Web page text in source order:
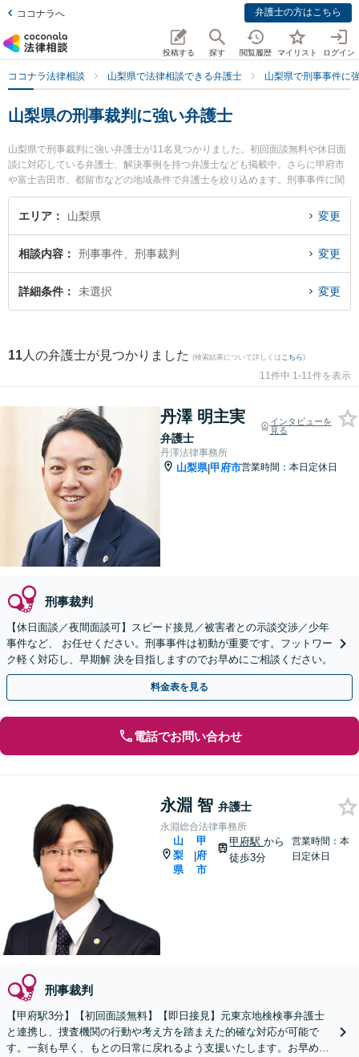
ココナラへ 弁護士の方はこちら
投稿する 探す 閲覧履歴 マイリスト ログイン
ココナラ法律相談 山梨県で法律相談できる弁護士 山梨県で刑事事件に
山梨県の刑事裁判に強い弁護士
山梨県で刑事裁判に強い弁護士が11名見つかりました。初回面談無料や休日面
談に対応している弁護士、解決事例を持つ弁護士なども掲載中。さらに甲府市
や富士吉田市、都留市などの地域条件で弁護士を絞り込めます。刑事事件に関
係する加害者側や少年事件、再犯・前科あり等の細かな分野での絞り込み検索
もでき便利です。特に丹澤法律事務所の丹澤 明主実弁護士や永淵総合法律事務
土日や夜間に発生した刑事裁判のトラブルを今すぐに弁護士に相談したい』
『刑事裁判のトラブル解決の実績豊富な近くの弁護士を検索したい』『初回相
談無料で刑事裁判を法律相談できる山梨県内の弁護士に相談予約したい』など
エリア 山梨県 変更
相談内容 刑事事件、刑事裁判 変更
詳細条件 未選択 変更
11 人の弁護士が見つかりました (検索結果について詳しくは こちら)
11件中 1-11件を表示
丹澤 明主実
弁護士
インタビューを
見る
丹澤法律事務所
山梨県|甲府市営業時間：本日定休日
刑事裁判
【休日面談／夜間面談可】スピード接見／被害者との示談交渉／少年
事件など、 お任せください。刑事事件は初動が重要です。フットワー
ク軽く対応し、早期解 決を目指しますのでお早めにご相談ください。
料金表を見る
電話でお問い合わせ
永淵 智 弁護士
永淵総合法律事務所
山
梨
県
|
甲
府
市
甲府駅から
徒歩3分
営業時間：本
日定休日
刑事裁判
【甲府駅3分】【初回面談無料】【即日接見】元東京地検検事弁護士
と連携し、捜査機関の行動や考え方を踏まえた的確な対応が可能で
す。一刻も早く、もとの日常に戻れるよう支援いたします。お早めに